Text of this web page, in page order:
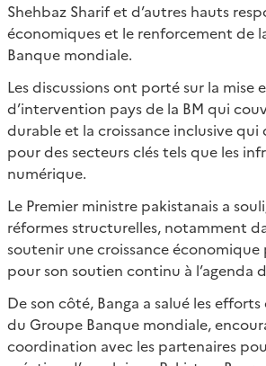
Shehbaz Sharif et d’autres hauts
économiques et le renforcement de
Banque mondiale.
Les discussions ont porté sur la
d’intervention pays de la BM qui
durable et la croissance inclusive
pour des secteurs clés tels que les
numérique.
Le Premier ministre pakistanais a
réformes structurelles, notamment
soutenir une croissance
pour son soutien continu à l’agenda
De son côté, Banga a salué les
du Groupe Banque mondiale,
coordination avec les partenaires